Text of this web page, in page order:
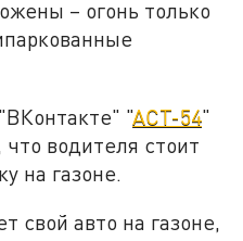
– огонь только
"АСТ-54"
водителя стоит
на газоне.
свой авто на газоне,